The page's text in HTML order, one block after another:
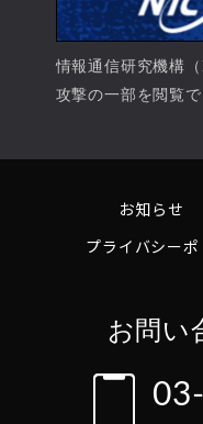
情報通信研究機構
攻撃の一部を閲覧
お知らせ
プライバシーポ
お問い